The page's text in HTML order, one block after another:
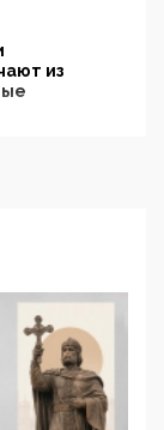
из
но
намерено
право